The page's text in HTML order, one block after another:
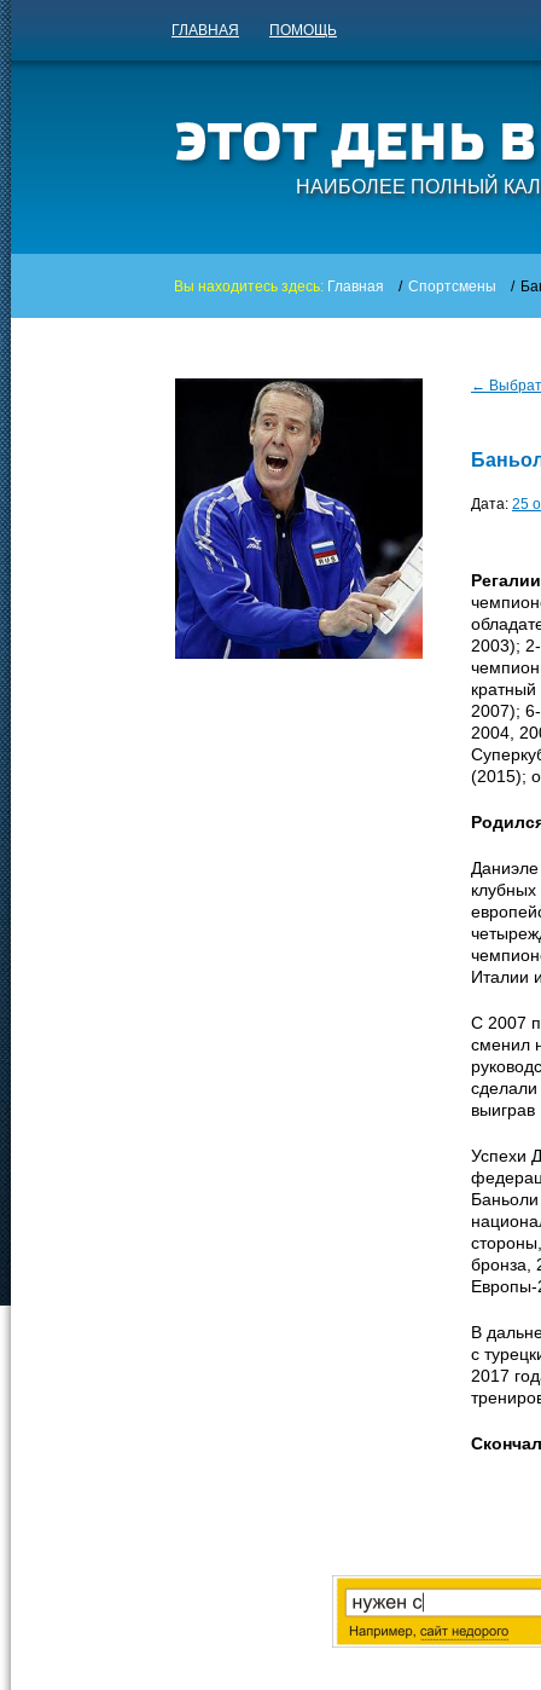
ГЛАВНАЯ ПОМОЩЬ
НАИБОЛЕЕ ПОЛНЫЙ
Вы находитесь здесь: Главная / Спортсмены /
←
Дата: 25
2003);
2007);
2004,
(2015);
Италии
С 2007
сменил
сделали
выиграв
Успехи
бронза,
Европы-
В
с
2017